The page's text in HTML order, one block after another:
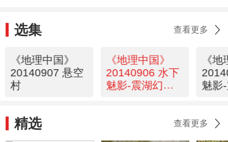
选集 查看更多
《地理中国》
20140907 悬空
村
《地理中国》
20140906 水下
魅影-震湖幻象
《
魅影
精选 查看更多